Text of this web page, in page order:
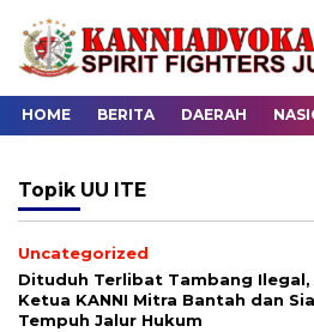
HOME BERITA DAERAH
Topik UU ITE
Uncategorized
Dituduh Terlibat Tambang Ilegal,
Ketua KANNI Mitra Bantah dan
Tempuh Jalur Hukum